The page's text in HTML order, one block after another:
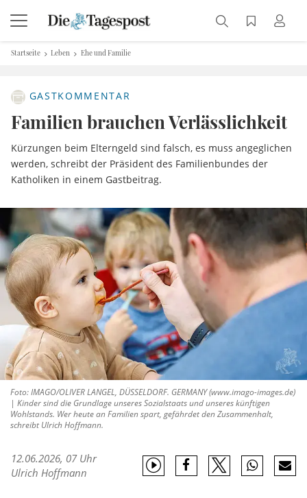
Startseite Leben Ehe und Familie
GASTKOMMENTAR
Familien brauchen Verlässlichkeit
Kürzungen beim Elterngeld sind falsch, es muss angeglichen
werden, schreibt der Präsident des Familienbundes der
Katholiken in einem Gastbeitrag.
Foto: IMAGO/OLIVER LANGEL, DÜSSELDORF. GERMANY (www.imago-images.de)
| Kinder sind die Grundlage unseres Sozialstaats und unseres künftigen
Wohlstands. Wer heute an Familien spart, gefährdet den Zusammenhalt,
schreibt Ulrich Hoffmann.
12.06.2026, 07 Uhr
Ulrich Hoffmann